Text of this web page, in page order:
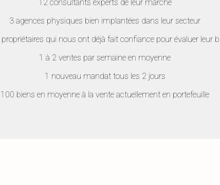
12 consultants experts de leur marché
3 agences physiques bien implantées dans leur secteur
qui nous ont déjà fait confiance pour évaluer leur
1 à 2 ventes par semaine en moyenne
1 nouveau mandat tous les 2 jours
100 biens en moyenne à la vente actuellement en portefeuille